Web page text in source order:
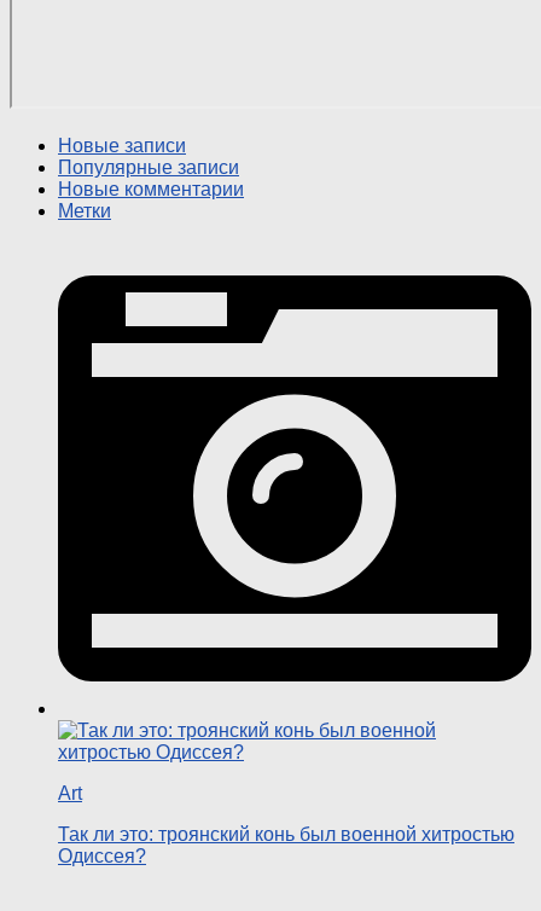
Новые записи
Популярные записи
Новые комментарии
Метки
Art
Так ли это: троянский конь был военной хитростью
Одиссея?